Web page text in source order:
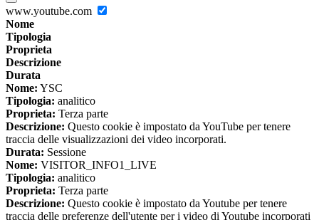
www.youtube.com
Nome
Tipologia
Proprieta
Descrizione
Durata
Nome: YSC
Tipologia: analitico
Proprieta: Terza parte
Descrizione: Questo cookie è impostato da YouTube per tenere
traccia delle visualizzazioni dei video incorporati.
Durata: Sessione
Nome: VISITOR_INFO1_LIVE
Tipologia: analitico
Proprieta: Terza parte
Descrizione: Questo cookie è impostato da Youtube per tenere
traccia delle preferenze dell'utente per i video di Youtube incorporati